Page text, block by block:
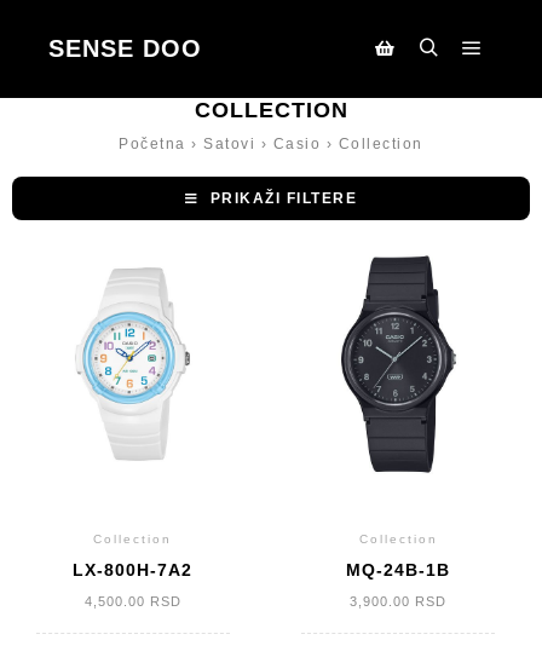
SENSE DOO
COLLECTION
Početna ›Satovi › Casio › Collection
PRIKAŽI FILTERE
Collection
LX-800H-7A2
4,500.00 RSD
Collection
MQ-24B-1B
3,900.00 RSD